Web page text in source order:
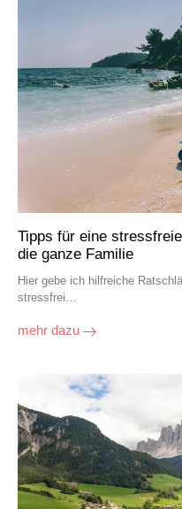
Tipps für eine
die ganze Familie
Hier gebe ich hilfreiche
stressfrei…
mehr dazu